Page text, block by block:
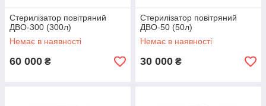
Стерилізатор повітряний
ДВО-300 (300л)
Немає в наявності
60 000 ₴
Стерилізатор повітряний
ДВО-50 (50л)
Немає в наявності
30 000 ₴